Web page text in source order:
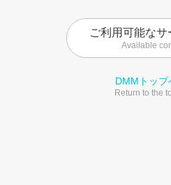
ご利用可能なサ
Available
DMMトップ
Return to the